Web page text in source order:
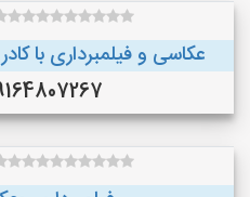
عکاسی و فیلمبرداری با
09164807267